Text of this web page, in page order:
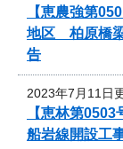
【恵農強第
地区 柏原橋
告
2023年7月11日
【恵林第
船岩線開設工